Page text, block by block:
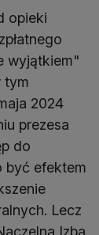
opieki
wyjątkiem"
tym
2024
prezesa
do
być efektem
Lecz
Izba